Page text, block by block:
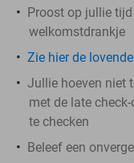
Proost op jullie
welkomstdrankje
Zie hier de
Jullie hoeven niet
met de late
te checken
Beleef een